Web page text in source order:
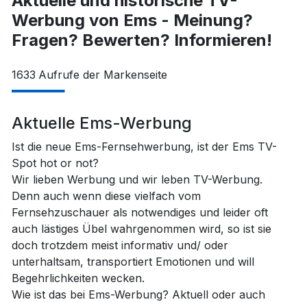
Werbung von Ems - Meinung?
Fragen? Bewerten? Informieren!
1633 Aufrufe der Markenseite
Aktuelle Ems-Werbung
Ist die neue Ems-Fernsehwerbung, ist der Ems TV-
Spot hot or not?
Wir lieben Werbung und wir leben TV-Werbung.
Denn auch wenn diese vielfach vom
Fernsehzuschauer als notwendiges und leider oft
auch lästiges Übel wahrgenommen wird, so ist sie
doch trotzdem meist informativ und/ oder
unterhaltsam, transportiert Emotionen und will
Begehrlichkeiten wecken.
Wie ist das bei Ems-Werbung? Aktuell oder auch